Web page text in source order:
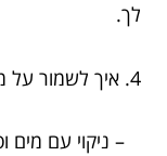
לך.
4. איך לשמור על מדף מתכת לאורך זמן?
– ניקוי עם מים